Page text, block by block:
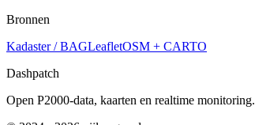
Bronnen
Kadaster / BAGLeafletOSM + CARTO
Dashpatch
Open P2000-data, kaarten en realtime monitoring.